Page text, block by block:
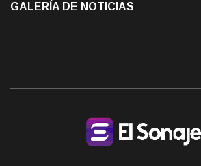
GALERÍA DE NOTICIAS